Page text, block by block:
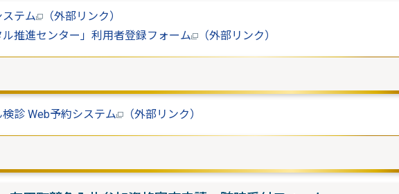
テム （外部リンク）
ル推進センター」利用者登録フォーム （外部リンク）
診 Web予約システム （外部リンク）